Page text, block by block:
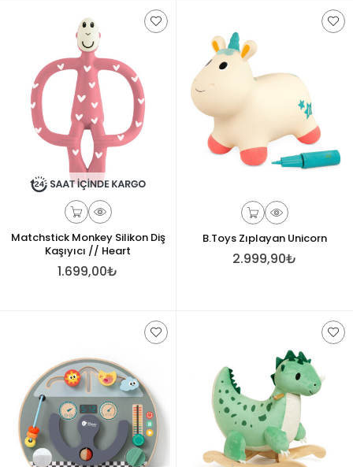
Matchstick Monkey Silikon Diş
Kaşıyıcı // Heart
1.699,00₺
B.Toys Zıplayan Unicorn
2.999,90₺